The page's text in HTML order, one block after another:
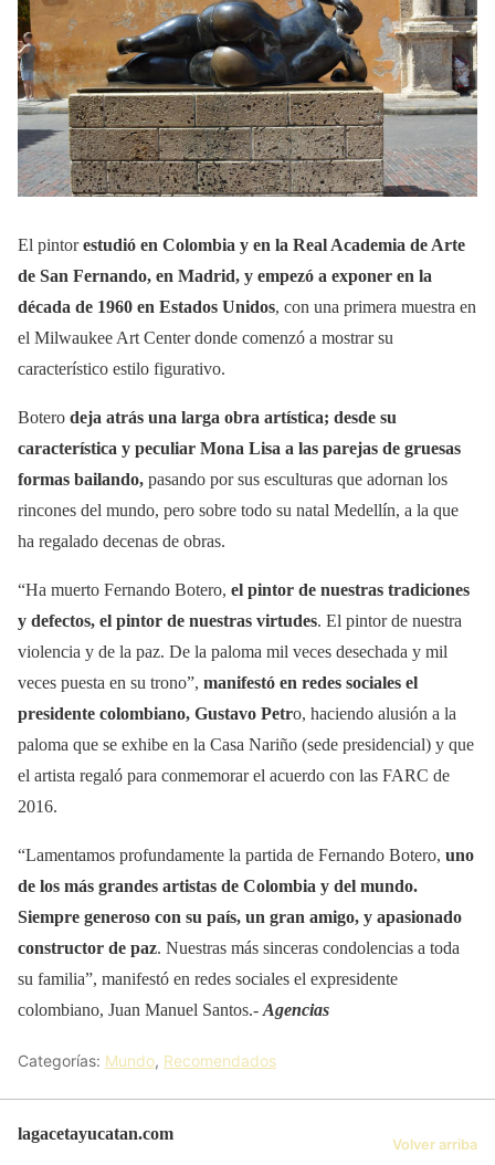
El pintorestudió en Colombia y en la Real Academia de Arte
de San Fernando, en Madrid, y empezó a exponer en la
década de 1960 en Estados Unidos, con una primera muestra en
el Milwaukee Art Center donde comenzó a mostrar su
característico estilo figurativo.
Botero deja atrás una larga obra artística; desde su
característica y peculiar Mona Lisa a las parejas de gruesas
formas bailando, pasando por sus esculturas que adornan los
rincones del mundo, pero sobre todo su natal Medellín, a la que
ha regalado decenas de obras.
“Ha muerto Fernando Botero, el pintor de nuestras tradiciones
y defectos, el pintor de nuestras virtudes. El pintor de nuestra
violencia y de la paz. De la paloma mil veces desechada y mil
veces puesta en su trono”, manifestó en redes sociales el
presidente colombiano, Gustavo Petro, haciendo alusión a la
paloma que se exhibe en la Casa Nariño (sede presidencial) y que
el artista regaló para conmemorar el acuerdo con las FARC de
2016.
“Lamentamos profundamente la partida de Fernando Botero, uno
de los más grandes artistas de Colombia y del mundo.
Siempre generoso con su país, un gran amigo, y apasionado
constructor de paz. Nuestras más sinceras condolencias a toda
su familia”, manifestó en redes sociales el expresidente
colombiano, Juan Manuel Santos.- Agencias
Categorías: Mundo, Recomendados
lagacetayucatan.com
Volver arriba